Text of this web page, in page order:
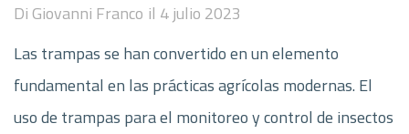
Di Giovanni Franco il 4 julio 2023
Las trampas se han convertido en un elemento
fundamental en las prácticas agrícolas modernas. El
uso de trampas para el monitoreo y control de insectos